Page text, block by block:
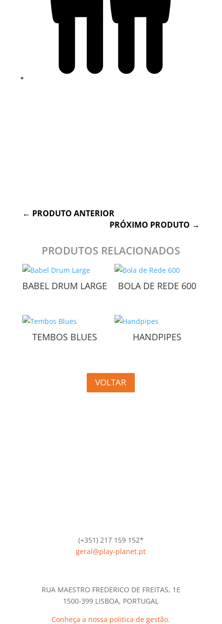
← PRODUTO ANTERIOR
PRÓXIMO PRODUTO →
PRODUTOS RELACIONADOS
BABEL DRUM LARGE BOLA DE REDE 600
TEMBOS BLUES HANDPIPES
VOLTAR
(+351) 217 159 152*
geral@play-planet.pt
RUA MAESTRO FREDERICO DE FREITAS, 1E
1500-399 LISBOA, PORTUGAL
Conheça a nossa politica de gestão.